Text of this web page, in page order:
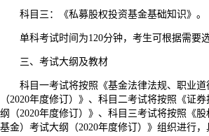
科目三：《私募股权投资基金基础知识》。
单科考试时间为120分钟，考生可根据需要选
三、考试大纲及教材
科目一考试将按照《基金法律法规、职业道
（2020年度修订）》、科目二考试将按照《证
纲（2020年度修订）》、科目三考试将按照《
基金）考试大纲（2020年度修订）》组织进行，